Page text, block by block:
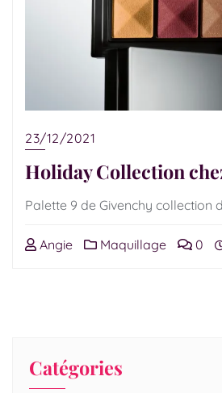
23/12/2021
Holiday Collection
Palette 9 de Givenchy collection
Angie Maquillage 0
Catégories